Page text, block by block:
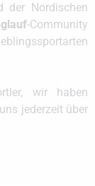
der Nordischen
-Community
wir haben
jederzeit über